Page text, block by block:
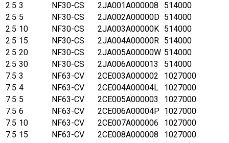
2.5 3 NF30-CS 2JA001A000008
514000
2.5 5 NF30-CS 2JA002A00000D 514000
2.5 10 NF30-CS 2JA003A00000K 514000
2.5 15 NF30-CS 2JA004A00000R 514000
2.5 20 NF30-CS 2JA005A00000W 514000
2.5 30 NF30-CS 2JA006A000013
514000
7.5 3 NF63-CV 2CE003A000002
1027000
7.5 4 NF63-CV 2CE004A00004L
1027000
7.5 5 NF63-CV 2CE005A000003
1027000
7.5 6 NF63-CV 2CE006A00004P 1027000
7.5 10 NF63-CV 2CE007A000006
1027000
7.5 15 NF63-CV 2CE008A000008
1027000